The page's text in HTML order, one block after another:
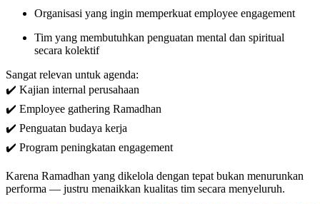
Organisasi yang ingin memperkuat employee engagement
Tim yang membutuhkan penguatan mental dan spiritual
secara kolektif
Sangat relevan untuk agenda:
✔️ Kajian internal perusahaan
✔️ Employee gathering Ramadhan
✔️ Penguatan budaya kerja
✔️ Program peningkatan engagement
Karena Ramadhan yang dikelola dengan tepat bukan menurunkan
performa — justru menaikkan kualitas tim secara menyeluruh.